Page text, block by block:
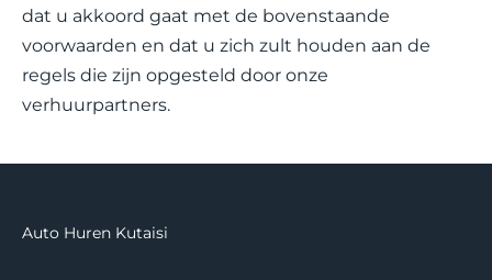
dat u akkoord gaat met de bovenstaande
voorwaarden en dat u zich zult houden aan de
regels die zijn opgesteld door onze
verhuurpartners.
Auto Huren Kutaisi